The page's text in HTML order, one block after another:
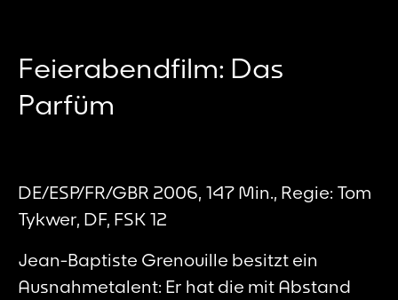
Feierabendfilm: Das
Parfüm
DE/ESP/FR/GBR 2006, 147 Min., Regie: Tom
Tykwer, DF, FSK 12
Jean-Baptiste Grenouille besitzt ein
Ausnahmetalent: Er hat die mit Abstand